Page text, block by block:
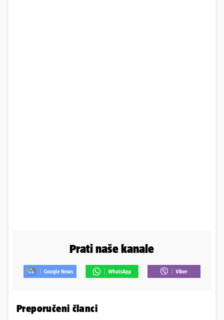
Prati naše kanale
Preporučeni članci